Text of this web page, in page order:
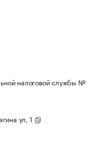
налоговой службы №
ул, 1